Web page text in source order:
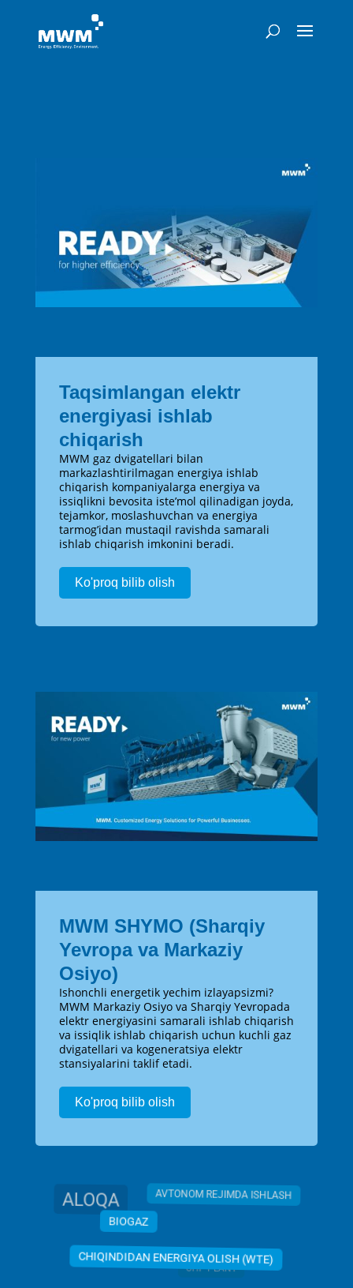
Taqsimlangan elektr
energiyasi ishlab
chiqarish
MWM gaz dvigatellari bilan
markazlashtirilmagan energiya ishlab
chiqarish kompaniyalarga energiya va
issiqlikni bevosita iste’mol qilinadigan joyda,
tejamkor, moslashuvchan va energiya
tarmog’idan mustaqil ravishda samarali
ishlab chiqarish imkonini beradi.
Ko'proq bilib olish
MWM SHYMO (Sharqiy
Yevropa va Markaziy
Osiyo)
Ishonchli energetik yechim izlayapsizmi?
MWM Markaziy Osiyo va Sharqiy Yevropada
elektr energiyasini samarali ishlab chiqarish
va issiqlik ishlab chiqarish uchun kuchli gaz
dvigatellari va kogeneratsiya elektr
stansiyalarini taklif etadi.
Ko'proq bilib olish
ALOQA AVTONOM REJIMDA ISHLASH
BIOGAZ
CHP PLANT
CHIQINDIDAN ENERGIYA OLISH (WTE)